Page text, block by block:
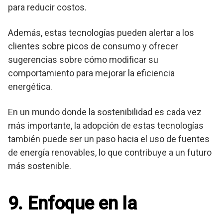
para reducir costos.
Además, estas tecnologías pueden alertar a los
clientes sobre picos de consumo y ofrecer
sugerencias sobre cómo modificar su
comportamiento para mejorar la eficiencia
energética.
En un mundo donde la sostenibilidad es cada vez
más importante, la adopción de estas tecnologías
también puede ser un paso hacia el uso de fuentes
de energía renovables, lo que contribuye a un futuro
más sostenible.
9. Enfoque en la